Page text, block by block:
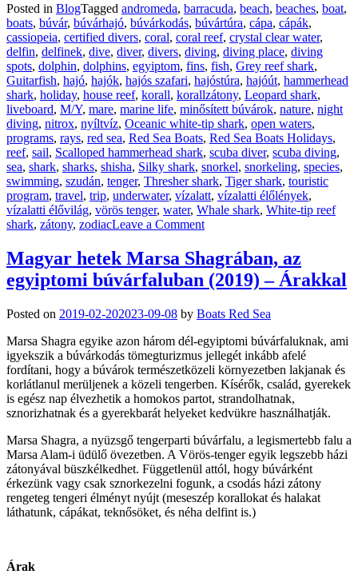
Posted in BlogTagged andromeda, barracuda, beach, beaches, boat,
boats, búvár, búvárhajó, búvárkodás, búvártúra, cápa, cápák,
cassiopeia, certified divers, coral, coral reef, crystal clear water,
delfin, delfinek, dive, diver, divers, diving, diving place, diving
spots, dolphin, dolphins, egyiptom, fins, fish, Grey reef shark,
Guitarfish, hajó, hajók, hajós szafari, hajóstúra, hajóút, hammerhead
shark, holiday, house reef, korall, korallzátony, Leopard shark,
liveboard, M/Y, mare, marine life, minősített búvárok, nature, night
diving, nitrox, nyíltvíz, Oceanic white-tip shark, open waters,
programs, rays, red sea, Red Sea Boats, Red Sea Boats Holidays,
reef, sail, Scalloped hammerhead shark, scuba diver, scuba diving,
sea, shark, sharks, shisha, Silky shark, snorkel, snorkeling, species,
swimming, szudán, tenger, Thresher shark, Tiger shark, touristic
program, travel, trip, underwater, vízalatt, vízalatti élőlények,
vízalatti élővilág, vörös tenger, water, Whale shark, White-tip reef
shark, zátony, zodiacLeave a Commenton
Vízi
Óriása
2019
január
Magyar hetek Marsa Shagrában, az
egyiptomi búvárfaluban (2019) – Árakkal
Posted on 2019-02-202023-09-08 by Boats Red Sea
Marsa Shagra egyike azon három dél-egyiptomi búvárfaluknak, ami
igyekszik a búvárkodás tömegturizmus jellegét inkább afelé
fordítani, hogy a búvárok természetközeli környezetben lakjanak és
korlátlanul merüljenek a közeli tengerben. Kísérők, család, gyerekek
is egész nap élvezhetik a homokos partot, strandolhatnak,
sznorizhatnak és a gyerekbarát helyeket kedvükre használhatják.
Marsa Shagra, a nyüzsgő tengerparti búvárfalu, a legismertebb falu a
Marsa Alam-i üdülő övezetben. A Vörös-tenger egyik legszebb házi
zátonyával büszkélkedhet. Függetlenül attól, hogy búvárként
érkezünk vagy csak sznorkezelni fogunk, a csodás házi zátony
rengeteg tengeri élményt nyújt (meseszép korallokat és halakat
láthatunk, cápákat, teknősöket, és néha delfint is.)
Árak